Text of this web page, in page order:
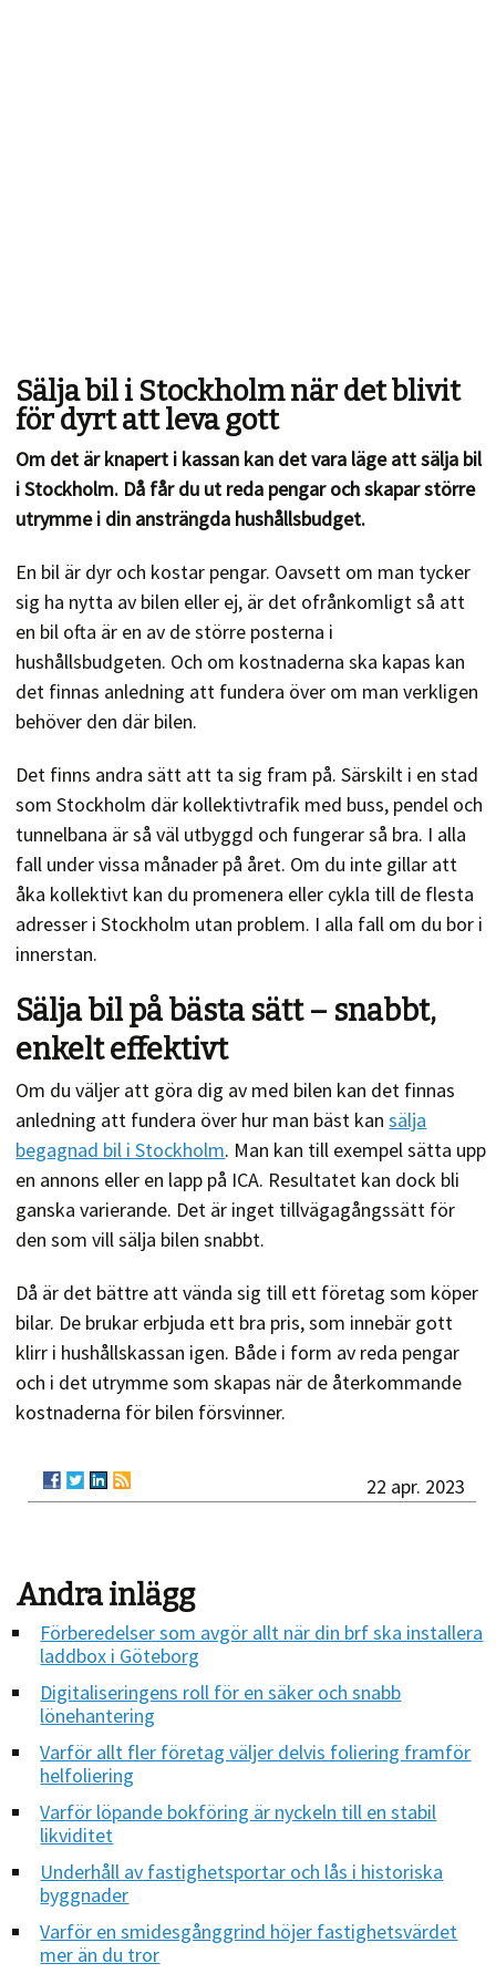
Sälja bil i Stockholm när det blivit
för dyrt att leva gott
Om det är knapert i kassan kan det vara läge att sälja bil
i Stockholm. Då får du ut reda pengar och skapar större
utrymme i din ansträngda hushållsbudget.
En bil är dyr och kostar pengar. Oavsett om man tycker
sig ha nytta av bilen eller ej, är det ofrånkomligt så att
en bil ofta är en av de större posterna i
hushållsbudgeten. Och om kostnaderna ska kapas kan
det finnas anledning att fundera över om man verkligen
behöver den där bilen.
Det finns andra sätt att ta sig fram på. Särskilt i en stad
som Stockholm där kollektivtrafik med buss, pendel och
tunnelbana är så väl utbyggd och fungerar så bra. I alla
fall under vissa månader på året. Om du inte gillar att
åka kollektivt kan du promenera eller cykla till de flesta
adresser i Stockholm utan problem. I alla fall om du bor i
innerstan.
Sälja bil på bästa sätt – snabbt,
enkelt effektivt
Om du väljer att göra dig av med bilen kan det finnas
anledning att fundera över hur man bäst kansälja
begagnad bil i Stockholm. Man kan till exempel sätta upp
en annons eller en lapp på ICA. Resultatet kan dock bli
ganska varierande. Det är inget tillvägagångssätt för
den som vill sälja bilen snabbt.
Då är det bättre att vända sig till ett företag som köper
bilar. De brukar erbjuda ett bra pris, som innebär gott
klirr i hushållskassan igen. Både i form av reda pengar
och i det utrymme som skapas när de återkommande
kostnaderna för bilen försvinner.
22 apr. 2023
Andra inlägg
Förberedelser som avgör allt när din brf ska installera
laddbox i Göteborg
Digitaliseringens roll för en säker och snabb
lönehantering
Varför allt fler företag väljer delvis foliering framför
helfoliering
Varför löpande bokföring är nyckeln till en stabil
likviditet
Underhåll av fastighetsportar och lås i historiska
byggnader
Varför en smidesgånggrind höjer fastighetsvärdet
mer än du tror